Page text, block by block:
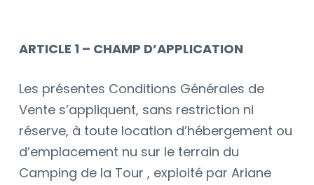
ARTICLE 1 – CHAMP D’APPLICATION
Les présentes Conditions Générales de
Vente s’appliquent, sans restriction ni
réserve, à toute location d’hébergement ou
d’emplacement nu sur le terrain du
Camping de la Tour , exploité par Ariane